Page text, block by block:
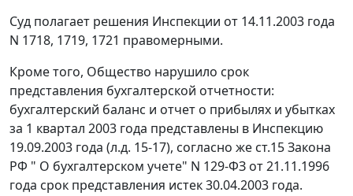
Суд полагает решения Инспекции от 14.11.2003 года
N 1718, 1719, 1721 правомерными.
Кроме того, Общество нарушило срок
представления бухгалтерской отчетности:
бухгалтерский баланс и отчет о прибылях и убытках
за 1 квартал 2003 года представлены в Инспекцию
19.09.2003 года (л.д. 15-17), согласно же ст.15Закона
РФ " О бухгалтерском учете" N 129-ФЗ от 21.11.1996
года срок представления истек 30.04.2003 года.